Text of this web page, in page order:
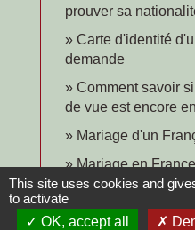
prouver sa
Carte d'identité
demande
Comment savoir
de vue est encore
Mariage d'un
Mariage en France
Renouvellement
majeur
This site uses cookies and
to activate
OK, accept all